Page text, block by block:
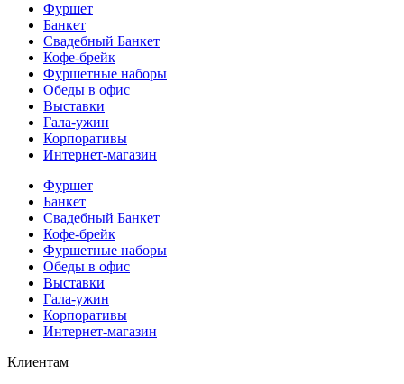
Фуршет
Банкет
Свадебный Банкет
Кофе-брейк
Фуршетные наборы
Обеды в офис
Выставки
Гала-ужин
Корпоративы
Интернет-магазин
Фуршет
Банкет
Свадебный Банкет
Кофе-брейк
Фуршетные наборы
Обеды в офис
Выставки
Гала-ужин
Корпоративы
Интернет-магазин
Клиентам